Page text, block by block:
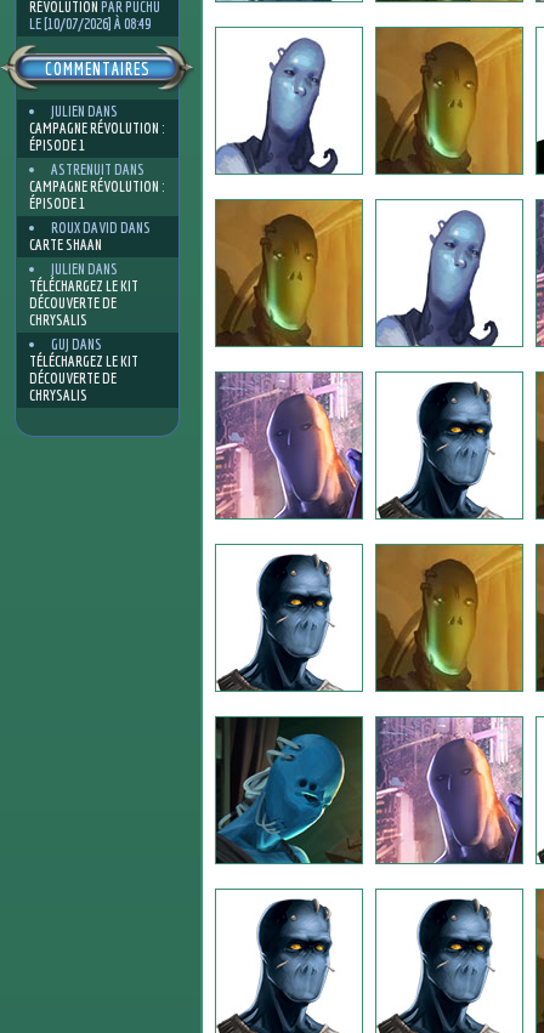
RÉVOLUTION PAR PUCHU
LE [10/07/2026] À 08:49
COMMENTAIRES
JULIEN DANS
CAMPAGNE RÉVOLUTION :
ÉPISODE 1
ASTRENUIT DANS
CAMPAGNE RÉVOLUTION :
ÉPISODE 1
ROUX DAVID DANS
CARTE SHAAN
JULIEN DANS
TÉLÉCHARGEZ LE KIT
DÉCOUVERTE DE
CHRYSALIS
GUJ DANS
TÉLÉCHARGEZ LE KIT
DÉCOUVERTE DE
CHRYSALIS